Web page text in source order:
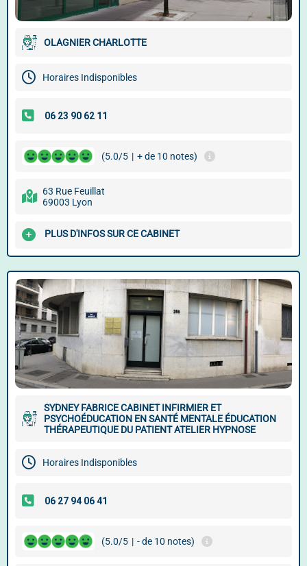
OLAGNIER CHARLOTTE
Horaires Indisponibles
(5.0/5 | + de 10 notes)
63 Rue Feuillat
69003 Lyon
PLUS D'INFOS SUR CE CABINET
SYDNEY FABRICE CABINET INFIRMIER ET
PSYCHOÉDUCATION EN SANTÉ MENTALE ÉDUCATION
THÉRAPEUTIQUE DU PATIENT ATELIER HYPNOSE
Horaires Indisponibles
(5.0/5 | - de 10 notes)